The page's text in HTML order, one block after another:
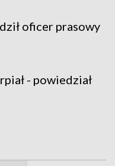
oficer prasowy
- powiedział